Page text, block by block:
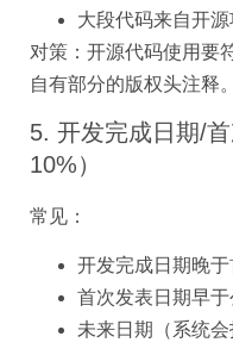
大段代码来自开源
对策：开源代码使用要
自有部分的版权头注释。
5. 开发完成日期/
10%）
常见：
开发完成日期晚于
首次发表日期早
未来日期（系统会